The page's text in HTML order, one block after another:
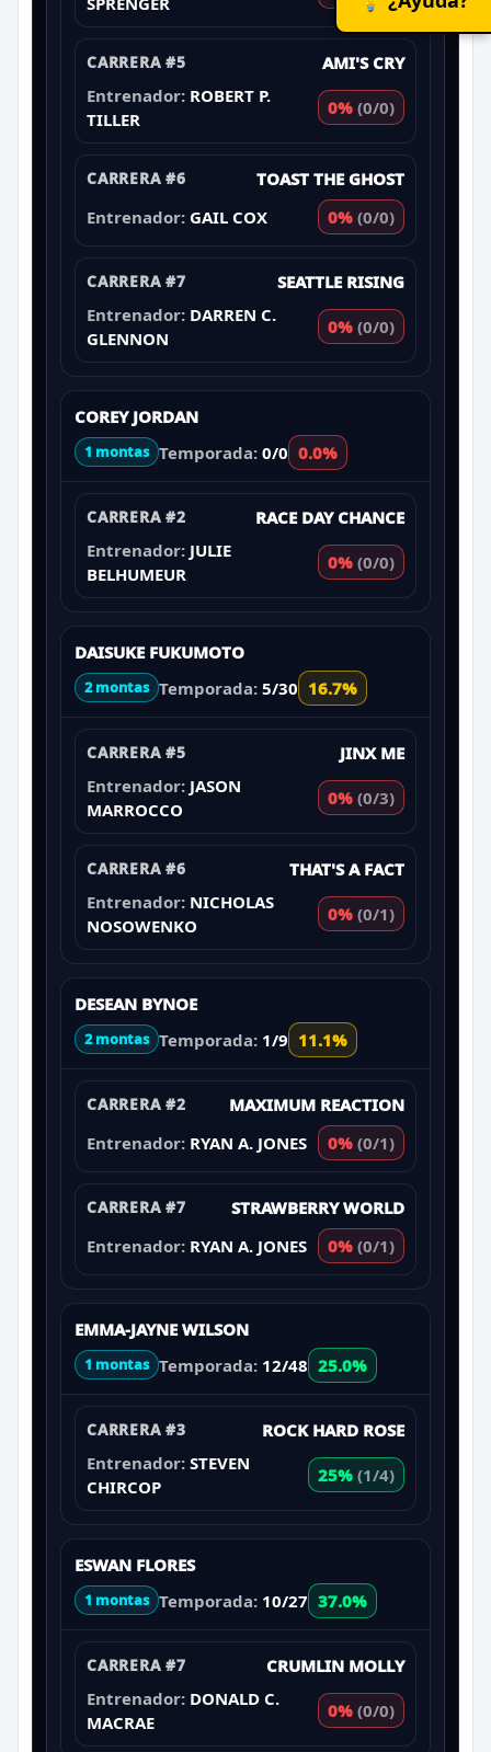
CARRERA #5
AMI'S CRY
Entrenador: ROBERT P.
TILLER
0% (0/0)
CARRERA #6
TOAST THE GHOST
Entrenador: GAIL COX 0% (0/0)
CARRERA #7
SEATTLE RISING
Entrenador: DARREN C.
GLENNON
0% (0/0)
COREY JORDAN
1 montas Temporada: 0/0 0.0%
CARRERA #2
RACE DAY CHANCE
Entrenador: JULIE
BELHUMEUR
0% (0/0)
DAISUKE FUKUMOTO
2 montas Temporada: 5/30 16.7%
CARRERA #5
JINX ME
Entrenador: JASON
MARROCCO
0% (0/3)
CARRERA #6
THAT'S A FACT
Entrenador: NICHOLAS
NOSOWENKO
0% (0/1)
DESEAN BYNOE
2 montas Temporada: 1/9 11.1%
CARRERA #2
MAXIMUM REACTION
Entrenador: RYAN A. JONES 0% (0/1)
CARRERA #7
STRAWBERRY WORLD
Entrenador: RYAN A. JONES 0% (0/1)
EMMA-JAYNE WILSON
1 montas Temporada: 12/48 25.0%
CARRERA #3
ROCK HARD ROSE
Entrenador: STEVEN
CHIRCOP
25% (1/4)
ESWAN FLORES
1 montas Temporada: 10/27 37.0%
CARRERA #7
CRUMLIN MOLLY
Entrenador: DONALD C.
MACRAE
0% (0/0)